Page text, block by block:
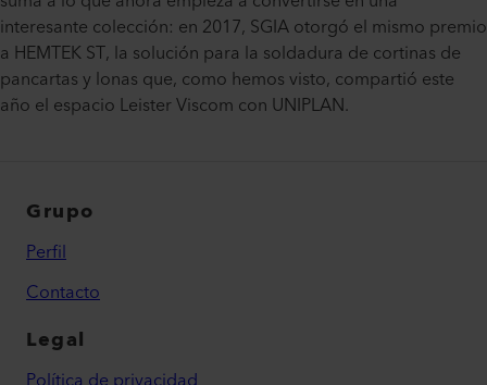
interesante colección: en 2017, SGIA otorgó el mismo premio
a HEMTEK ST, la solución para la soldadura de cortinas de
pancartas y lonas que, como hemos visto, compartió este
año el espacio Leister Viscom con UNIPLAN.
Grupo
Perfil
Contacto
Legal